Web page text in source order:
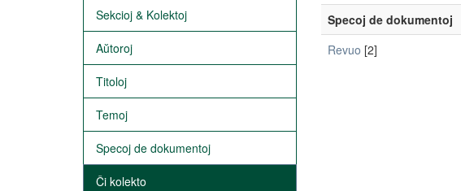
Sekcioj & Kolektoj
Aŭtoroj
Titoloj
Temoj
Specoj de dokumentoj
Ĉi kolekto
Specoj de dokumentoj
Revuo [2]